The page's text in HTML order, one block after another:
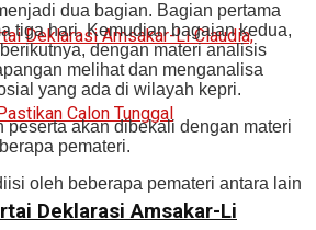
Deklarasi Amsakar-Li
dua bagian. Bagian pertama
tiga hari. Kemudian bagaian kedua,
dengan materi analisis
melihat dan menganalisa
yang ada di wilayah kepri.
peserta akan dibekali dengan materi
pemateri.
oleh beberapa pemateri antara lain